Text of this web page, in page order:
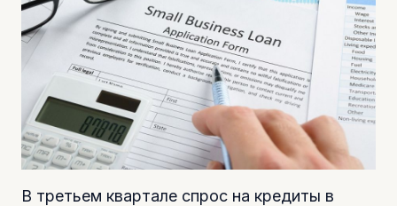
В третьем квартале спрос на кредиты в